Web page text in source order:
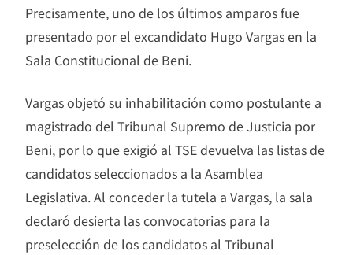
Precisamente, uno de los últimos amparos fue
presentado por el excandidato Hugo Vargas en la
Sala Constitucional de Beni.
Vargas objetó su inhabilitación como postulante a
magistrado del Tribunal Supremo de Justicia por
Beni, por lo que exigió al TSE devuelva las listas de
candidatos seleccionados a la Asamblea
Legislativa. Al conceder la tutela a Vargas, la sala
declaró desierta las convocatorias para la
preselección de los candidatos al Tribunal